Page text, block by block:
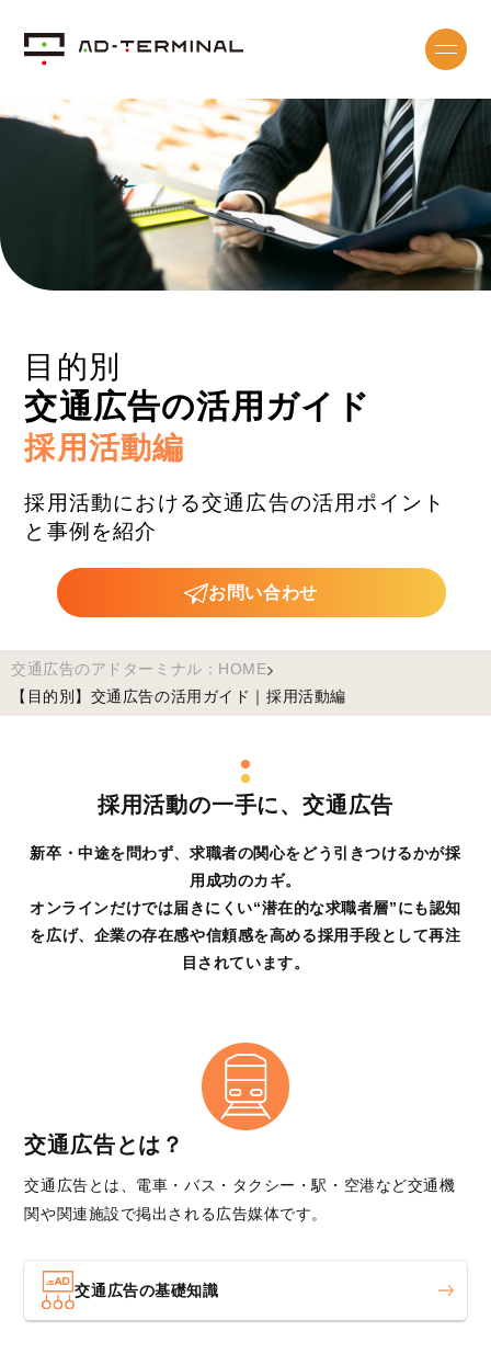
目的別
交通広告の活用ガイド
採用活動編
採用活動における交通広告の活用ポイント
と事例を紹介
お問い合わせ
交通広告のアドターミナル：HOME
【目的別】交通広告の活用ガイド｜採用活動編
採用活動の一手に、交通広告
新卒・中途を問わず、求職者の関心をどう引きつけるかが採
用成功のカギ。
オンラインだけでは届きにくい“潜在的な求職者層”にも認知
を広げ、企業の存在感や信頼感を高める採用手段として再注
目されています。
交通広告とは？
交通広告とは、電車・バス・タクシー・駅・空港など交通機
関や関連施設で掲出される広告媒体です。
交通広告の基礎知識